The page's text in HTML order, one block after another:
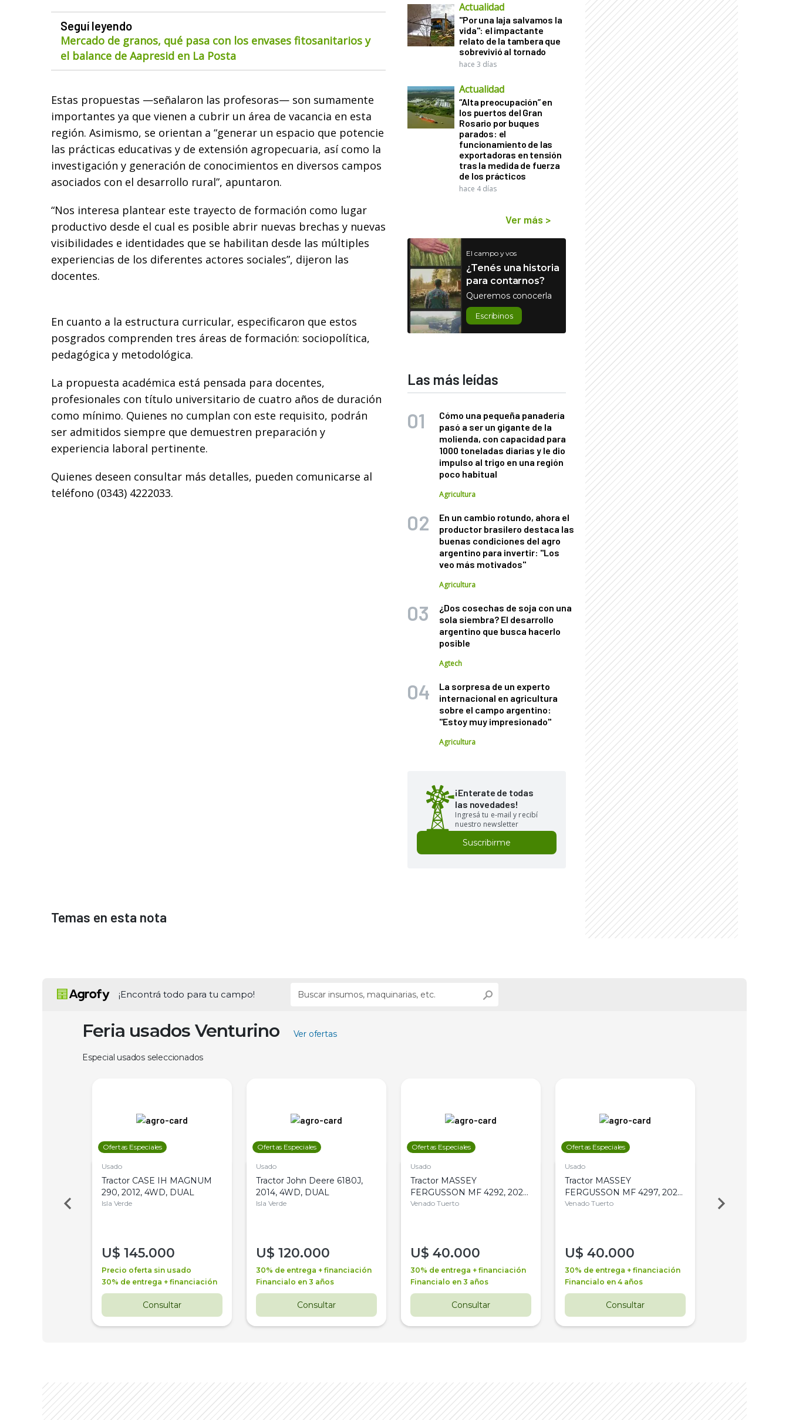
Seguí leyendo
Mercado de granos, qué pasa con los envases fitosanitarios y
el balance de Aapresid en La Posta
Estas propuestas —señalaron las profesoras— son sumamente
importantes ya que vienen a cubrir un área de vacancia en esta
región. Asimismo, se orientan a “generar un espacio que potencie
las prácticas educativas y de extensión agropecuaria, así como la
investigación y generación de conocimientos en diversos campos
asociados con el desarrollo rural”, apuntaron.
“Nos interesa plantear este trayecto de formación como lugar
productivo desde el cual es posible abrir nuevas brechas y nuevas
visibilidades e identidades que se habilitan desde las múltiples
experiencias de los diferentes actores sociales”, dijeron las
docentes.
En cuanto a la estructura curricular, especificaron que estos
posgrados comprenden tres áreas de formación: sociopolítica,
pedagógica y metodológica.
La propuesta académica está pensada para docentes,
profesionales con título universitario de cuatro años de duración
como mínimo. Quienes no cumplan con este requisito, podrán
ser admitidos siempre que demuestren preparación y
experiencia laboral pertinente.
Quienes deseen consultar más detalles, pueden comunicarse al
teléfono (0343) 4222033.
Actualidad
"Por una laja salvamos la
vida": el impactante
relato de la tambera que
sobrevivió al tornado
hace 3 días
Actualidad
“Alta preocupación” en
los puertos del Gran
Rosario por buques
parados: el
funcionamiento de las
exportadoras en tensión
tras la medida de fuerza
de los prácticos
hace 4 días
Ver más >
El campo y vos
¿Tenés una historia
para contarnos?
Queremos conocerla
Escribinos
Las más leídas
Cómo una pequeña panadería
pasó a ser un gigante de la
molienda, con capacidad para
1000 toneladas diarias y le dio
impulso al trigo en una región
poco habitual
Agricultura
En un cambio rotundo, ahora el
productor brasilero destaca las
buenas condiciones del agro
argentino para invertir: "Los
veo más motivados"
Agricultura
¿Dos cosechas de soja con una
sola siembra? El desarrollo
argentino que busca hacerlo
posible
Agtech
La sorpresa de un experto
internacional en agricultura
sobre el campo argentino:
"Estoy muy impresionado"
Agricultura
¡Enterate de todas
las novedades!
Ingresá tu e-mail y recibí
nuestro newsletter
Suscribirme
Temas en esta nota
¡Encontrá todo para tu campo!
Feria usados Venturino Ver ofertas
Especial usados seleccionados
Ofertas Especiales
Usado
Tractor CASE IH MAGNUM
290, 2012, 4WD, DUAL
Isla Verde
U$ 145.000
Precio oferta sin usado
30% de entrega + financiación
Consultar
Ofertas Especiales
Usado
Tractor John Deere 6180J,
2014, 4WD, DUAL
Isla Verde
U$ 120.000
30% de entrega + financiación
Financialo en 3 años
Consultar
Ofertas Especiales
Usado
Tractor MASSEY
FERGUSSON MF 4292, 2020,
4WD, PATON
Venado Tuerto
U$ 40.000
30% de entrega + financiación
Financialo en 3 años
Consultar
Ofertas Especiales
Usado
Tractor MASSEY
FERGUSSON MF 4297, 2020,
4WD, PATON
Venado Tuerto
U$ 40.000
30% de entrega + financiación
Financialo en 4 años
Consultar
Venado Tuerto